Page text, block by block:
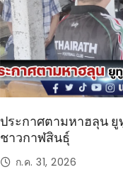
ประกาศตามหาฮลุน ยู
ชาวกาฬสินธุ์
ก.ค. 31, 2026